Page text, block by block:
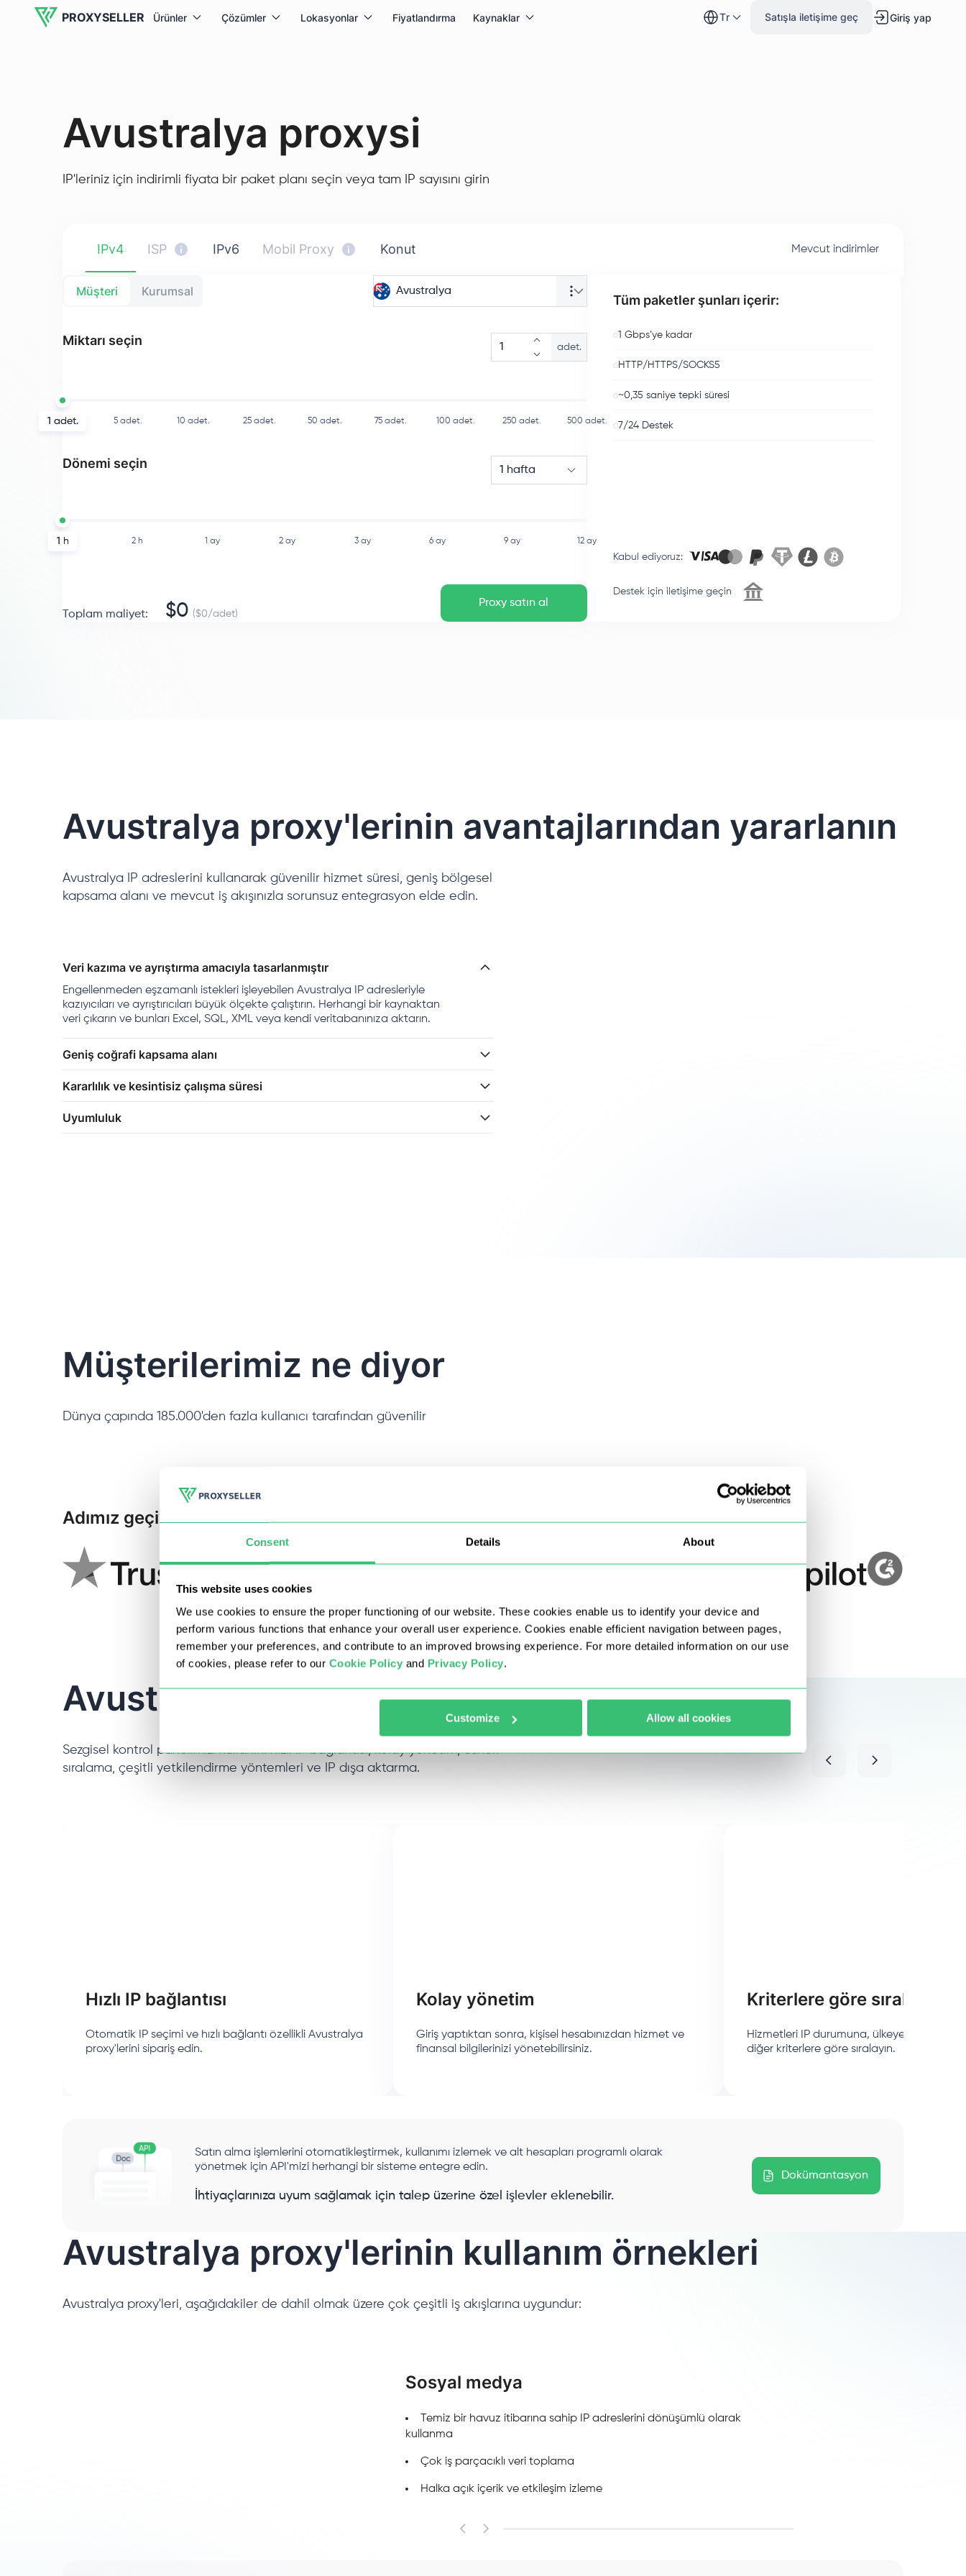
Consent Details About
This website uses cookies
We use cookies to ensure the proper functioning of our website. These cookies enable us to identify your device and
perform various functions that enhance your overall user experience. Cookies enable efficient navigation between pages,
remember your preferences, and contribute to an improved browsing experience. For more detailed information on our use
of cookies, please refer to our Cookie Policy and Privacy Policy.
Customize Allow all cookies
PROXYSELLER Ürünler Çözümler Lokasyonlar Fiyatlandırma Kaynaklar tr Satışla iletişime geç Giriş yap
Avustralya proxysi
IP'leriniz için indirimli fiyata bir paket planı seçin veya tam IP sayısını girin
IPv4 ISP IPv6 Mobil Proxy Konut Mevcut indirimler
Müşteri Kurumsal Avustralya
Miktarı seçin adet.
1 adet. 5 adet. 10 adet. 25 adet. 50 adet. 75 adet. 100 adet. 250 adet. 500 adet.
Dönemi seçin 1 hafta
1 h 2 h 1 ay 2 ay 3 ay 6 ay 9 ay 12 ay
Toplam maliyet: $0 ($0/adet)
Proxy satın al
Tüm paketler şunları içerir:
1 Gbps’ye kadar
HTTP/HTTPS/SOCKS5
~0,35 saniye tepki süresi
7/24 Destek
Kabul ediyoruz:
Destek için iletişime geçin
Avustralya proxy'lerinin avantajlarından yararlanın
Avustralya IP adreslerini kullanarak güvenilir hizmet süresi, geniş bölgesel
kapsama alanı ve mevcut iş akışınızla sorunsuz entegrasyon elde edin.
Veri kazıma ve ayrıştırma amacıyla tasarlanmıştır
Engellenmeden eşzamanlı istekleri işleyebilen Avustralya IP adresleriyle
kazıyıcıları ve ayrıştırıcıları büyük ölçekte çalıştırın. Herhangi bir kaynaktan
veri çıkarın ve bunları Excel, SQL, XML veya kendi veritabanınıza aktarın.
Geniş coğrafi kapsama alanı
Kararlılık ve kesintisiz çalışma süresi
Uyumluluk
Müşterilerimiz ne diyor
Dünya çapında 185.000'den fazla kullanıcı tarafından güvenilir
Adımız geçiyor:
Avustralya proxy'lerini sipariş et
Sezgisel kontrol panelimizi kullanın: hızlı IP bağlantısı, kolay yönetim, esnek
sıralama, çeşitli yetkilendirme yöntemleri ve IP dışa aktarma.
Hızlı IP bağlantısı
Otomatik IP seçimi ve hızlı bağlantı özellikli Avustralya
proxy'lerini sipariş edin.
Kolay yönetim
Giriş yaptıktan sonra, kişisel hesabınızdan hizmet ve
finansal bilgilerinizi yönetebilirsiniz.
Kriterlere göre sırala
Hizmetleri IP durumuna, ülkeye, satın
diğer kriterlere göre sıralayın.
Satın alma işlemlerini otomatikleştirmek, kullanımı izlemek ve alt hesapları programlı olarak
yönetmek için API'mizi herhangi bir sisteme entegre edin.
İhtiyaçlarınıza uyum sağlamak için talep üzerine özel işlevler eklenebilir.
Dokümantasyon
Avustralya proxy'lerinin kullanım örnekleri
Avustralya proxy'leri, aşağıdakiler de dahil olmak üzere çok çeşitli iş akışlarına uygundur:
Sosyal medya
Temiz bir havuz itibarına sahip IP adreslerini dönüşümlü olarak
kullanma
Çok iş parçacıklı veri toplama
Halka açık içerik ve etkileşim izleme